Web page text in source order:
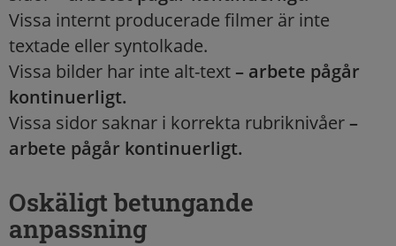
Vissa internt producerade filmer är inte
textade eller syntolkade.
Vissa bilder har inte alt-text – arbete pågår
kontinuerligt.
Vissa sidor saknar i korrekta rubriknivåer –
arbete pågår kontinuerligt.
Oskäligt betungande
anpassning